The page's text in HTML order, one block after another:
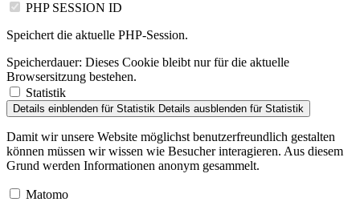
PHP SESSION ID
Speichert die aktuelle PHP-Session.
Speicherdauer: Dieses Cookie bleibt nur für die aktuelle
Browsersitzung bestehen.
Statistik
Details einblenden für Statistik Details ausblenden für Statistik
Damit wir unsere Website möglichst benutzerfreundlich gestalten
können müssen wir wissen wie Besucher interagieren. Aus diesem
Grund werden Informationen anonym gesammelt.
Matomo